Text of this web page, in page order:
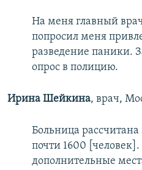
На меня главный
попросил меня
разведение паники.
опрос в полицию.
Ирина Шейкина, врач,
Больница
почти 1600
дополнительные